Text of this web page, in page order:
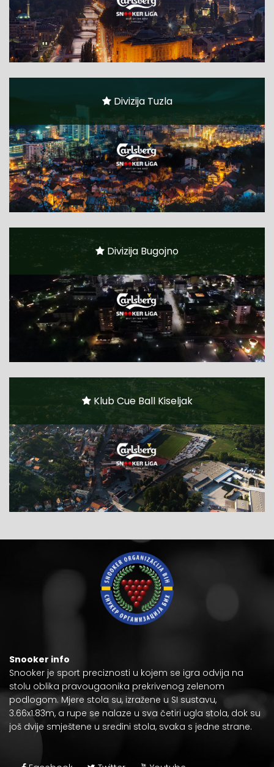
Divizija Tuzla
Divizija Bugojno
Klub Cue Ball Kiseljak
Snooker info
Snooker je sport preciznosti u kojem se igra odvija na
stolu oblika pravougaonika prekrivenog zelenom
podlogom. Mjere stola su, izražene u SI sustavu,
3.66x1.83m, a rupe se nalaze u sva četiri ugla stola, dok su
još dvije smještene u sredini stola, svaka s jedne strane.